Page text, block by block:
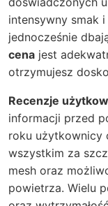
intensywny smak
jednocześnie
cena jest
otrzymujesz
Recenzje
informacji przed
roku użytkownicy
wszystkim za
mesh oraz
powietrza. Wielu